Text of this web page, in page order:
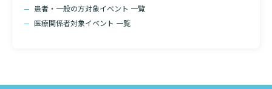
患者・一般の方対象イベント 一覧
医療関係者対象イベント 一覧